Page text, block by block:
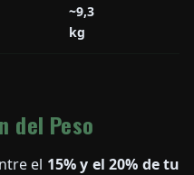
~9,3
kg
del Peso
el 15% y el 20% de tu